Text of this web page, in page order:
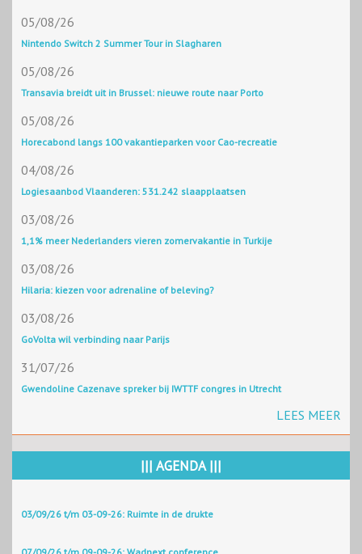
05/08/26
Nintendo Switch 2 Summer Tour in Slagharen
05/08/26
Transavia breidt uit in Brussel: nieuwe route naar Porto
05/08/26
Horecabond langs 100 vakantieparken voor Cao-recreatie
04/08/26
Logiesaanbod Vlaanderen: 531.242 slaapplaatsen
03/08/26
1,1% meer Nederlanders vieren zomervakantie in Turkije
03/08/26
Hilaria: kiezen voor adrenaline of beleving?
03/08/26
GoVolta wil verbinding naar Parijs
31/07/26
Gwendoline Cazenave spreker bij IWTTF congres in Utrecht
LEES MEER
||| AGENDA |||
03/09/26 t/m 03-09-26: Ruimte in de drukte